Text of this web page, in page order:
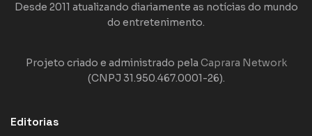
Desde 2011 atualizando diariamente as notícias do mundo
do entretenimento.
Projeto criado e administrado pela Caprara Network
(CNPJ 31.950.467.0001-26).
Editorias